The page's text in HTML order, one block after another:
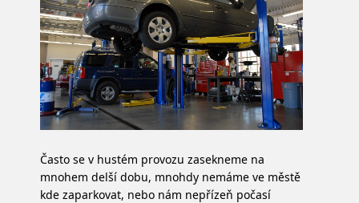
Často se v hustém provozu zasekneme na
mnohem delší dobu, mnohdy nemáme ve městě
kde zaparkovat, nebo nám nepřízeň počasí